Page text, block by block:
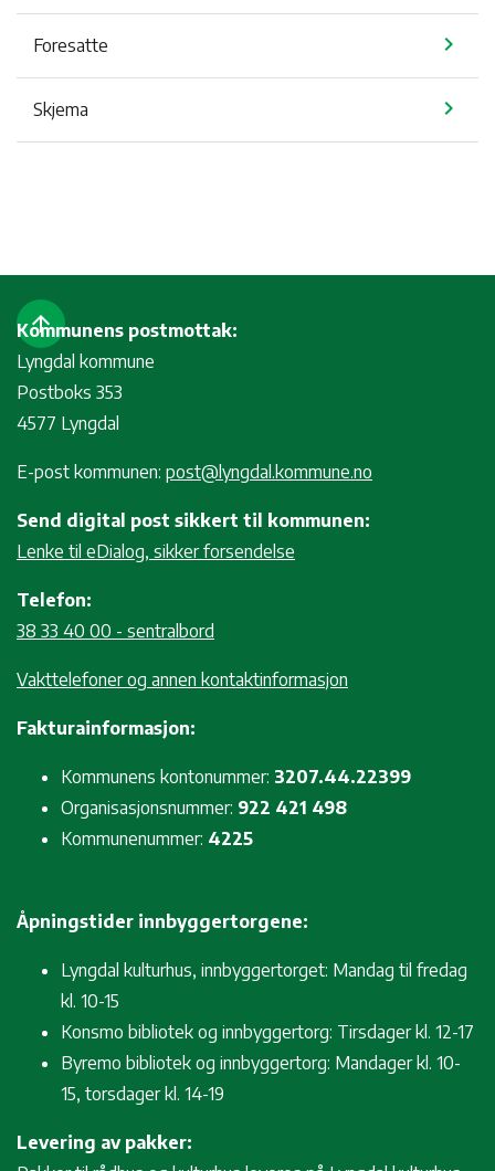
Foresatte chevron_right
Skjema chevron_right
arrow_upward
Kommunens postmottak:
Lyngdal kommune
Postboks 353
4577 Lyngdal
E-post kommunen: post@lyngdal.kommune.no
Send digital post sikkert til kommunen:
Lenke til eDialog, sikker forsendelse
Telefon:
38 33 40 00 - sentralbord
Vakttelefoner og annen kontaktinformasjon
Fakturainformasjon:
Kommunens kontonummer: 3207.44.22399
Organisasjonsnummer: 922 421 498
Kommunenummer: 4225
Åpningstider innbyggertorgene:
Lyngdal kulturhus, innbyggertorget: Mandag til fredag
kl. 10-15
Konsmo bibliotek og innbyggertorg: Tirsdager kl. 12-17
Byremo bibliotek og innbyggertorg: Mandager kl. 10-
15, torsdager kl. 14-19
Levering av pakker: